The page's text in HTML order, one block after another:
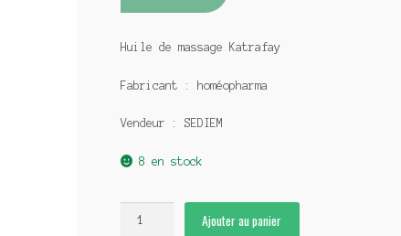
Huile de massage Katrafay
Fabricant : homéopharma
Vendeur : SEDIEM
8 en stock
Ajouter au panier